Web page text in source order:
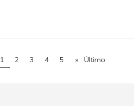
1 2 3 4 5 » Último